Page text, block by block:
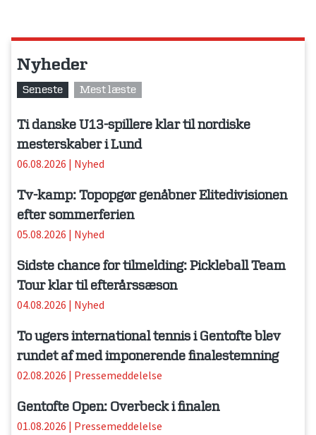
Nyheder
Seneste Mest læste
Ti danske U13-spillere klar til nordiske
mesterskaber i Lund
06.08.2026 | Nyhed
Tv-kamp: Topopgør genåbner Elitedivisionen
efter sommerferien
05.08.2026 | Nyhed
Sidste chance for tilmelding: Pickleball Team
Tour klar til efterårssæson
04.08.2026 | Nyhed
To ugers international tennis i Gentofte blev
rundet af med imponerende finalestemning
02.08.2026 | Pressemeddelelse
Gentofte Open: Overbeck i finalen
01.08.2026 | Pressemeddelelse